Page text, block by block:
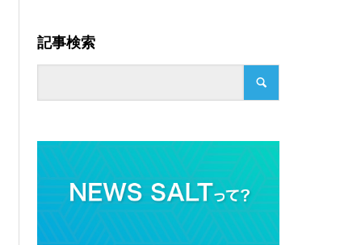
記事検索